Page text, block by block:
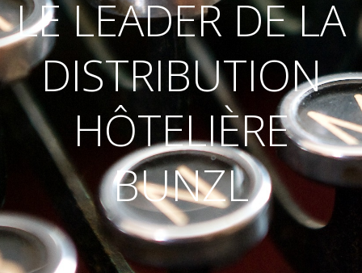
LE LEADER DE LA
DISTRIBUTION
HÔTELIÈRE
BUNZL